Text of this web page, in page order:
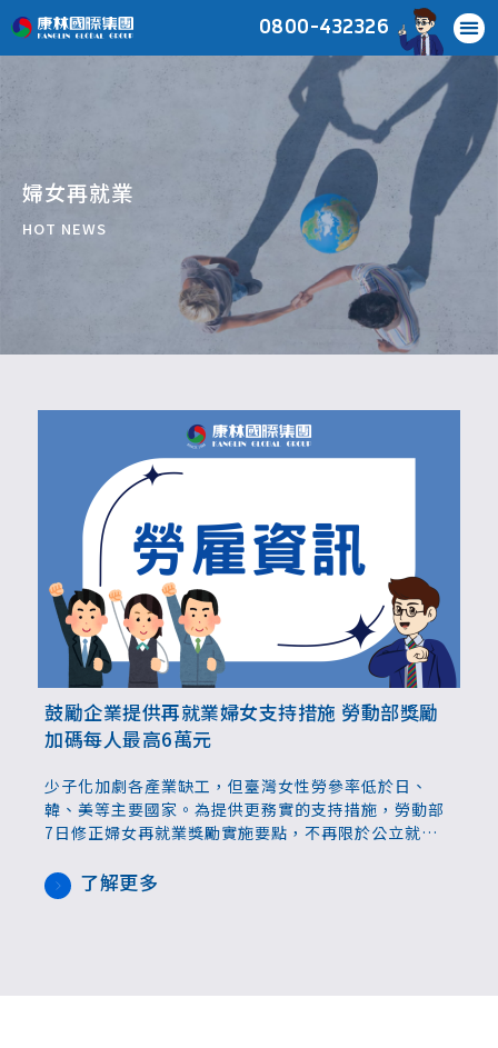
0800-432326
婦女再就業
HOT NEWS
鼓勵企業提供再就業婦女支持措施 勞動部獎勵
加碼每人最高6萬元
少子化加劇各產業缺工，但臺灣女性勞參率低於日、
韓、美等主要國家。為提供更務實的支持措施，勞動部
7日修正婦女再就業獎勵實施要點，不再限於公立就服
大雇主獎勵，只要給予再就業婦女工時彈性、以及支持
輔導措施，獎勵額度每名適用對象最高6萬元。
了解更多